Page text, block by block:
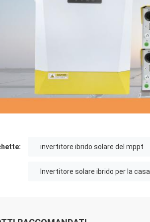
invertitore ibrido solare del mppt
Invertitore solare ibrido per la casa